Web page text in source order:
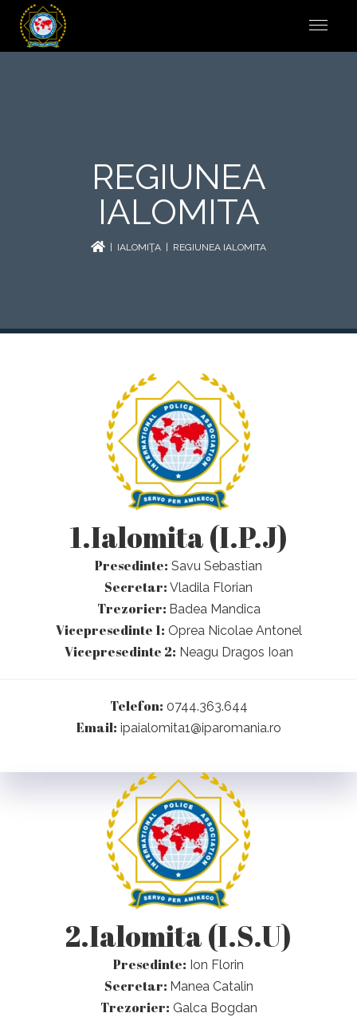
REGIUNEA
IALOMITA
IALOMIŢA | REGIUNEA IALOMITA
1.Ialomita (I.P.J)
Presedinte: Savu Sebastian
Secretar: Vladila Florian
Trezorier: Badea Mandica
Vicepresedinte 1: Oprea Nicolae Antonel
Vicepresedinte 2: Neagu Dragos Ioan
Telefon: 0744.363.644
Email: ipaialomita1@iparomania.ro
2.Ialomita (I.S.U)
Presedinte: Ion Florin
Secretar: Manea Catalin
Trezorier: Galca Bogdan